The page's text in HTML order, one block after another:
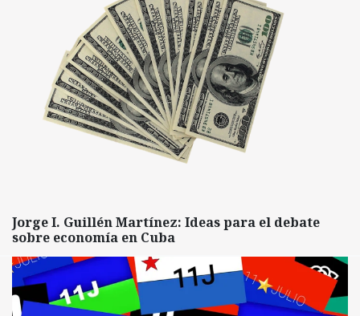
Jorge I. Guillén Martínez: Ideas para el debate
sobre economía en Cuba